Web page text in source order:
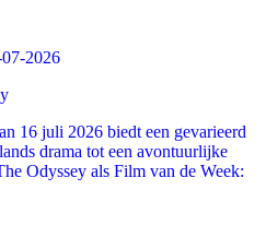
2026
16 juli 2026 biedt een gevarieerd
drama tot een avontuurlijke
Odyssey als Film van de Week: